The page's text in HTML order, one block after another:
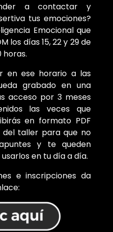
a contactar y
tus emociones?
Emocional que
los días 15, 22 y 29 de
horas.
en ese horario a las
grabado en una
acceso por 3 meses
las veces que
en formato PDF
del taller para que no
y te queden
en tu día a día.
e inscripciones da